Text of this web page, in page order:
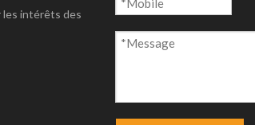
les intérêts des